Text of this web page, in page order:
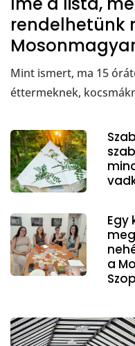
rendelhetünk
Mint ismert, ma 15
éttermeknek,
Egy
a